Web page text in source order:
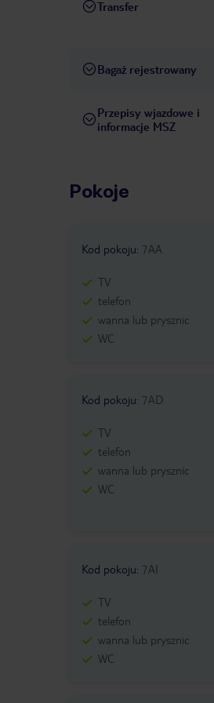
Transfer
Bagaż rejestrowany
Przepisy wjazdowe i
informacje MSZ
Pokoje
Kod pokoju: 7AA
TV
telefon
wanna lub prysznic
WC
Kod pokoju: 7AD
TV
telefon
wanna lub prysznic
WC
Kod pokoju: 7AI
TV
telefon
wanna lub prysznic
WC